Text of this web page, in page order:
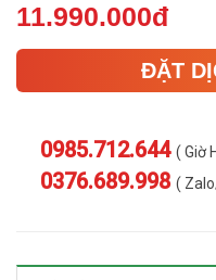
11.990.000đ
ĐẶT
0985.712.644 ( Giờ
0376.689.998 (